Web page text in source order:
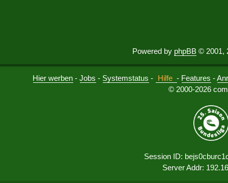
Powered by phpBB © 2001,
Hier werben -Jobs - Systemstatus - Hilfe - Features -
© 2000-2026
Session ID:
Server Addr: